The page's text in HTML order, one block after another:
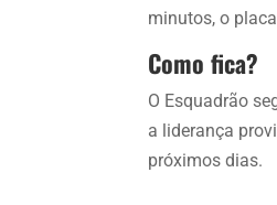
minutos, o
Como fica?
O Esquadrão
a liderança
próximos dias.